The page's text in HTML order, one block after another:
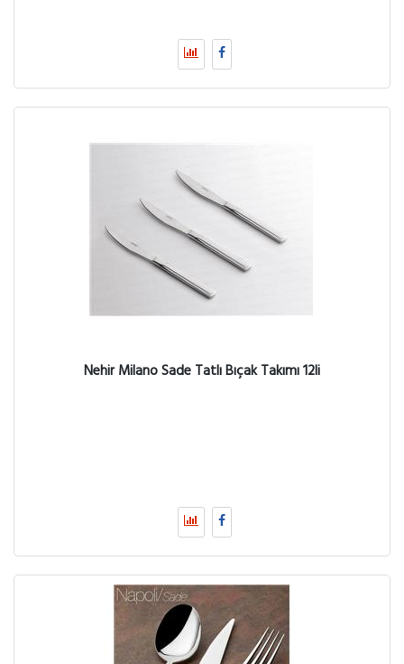
Nehir Milano Sade Tatlı Bıçak Takımı 12li